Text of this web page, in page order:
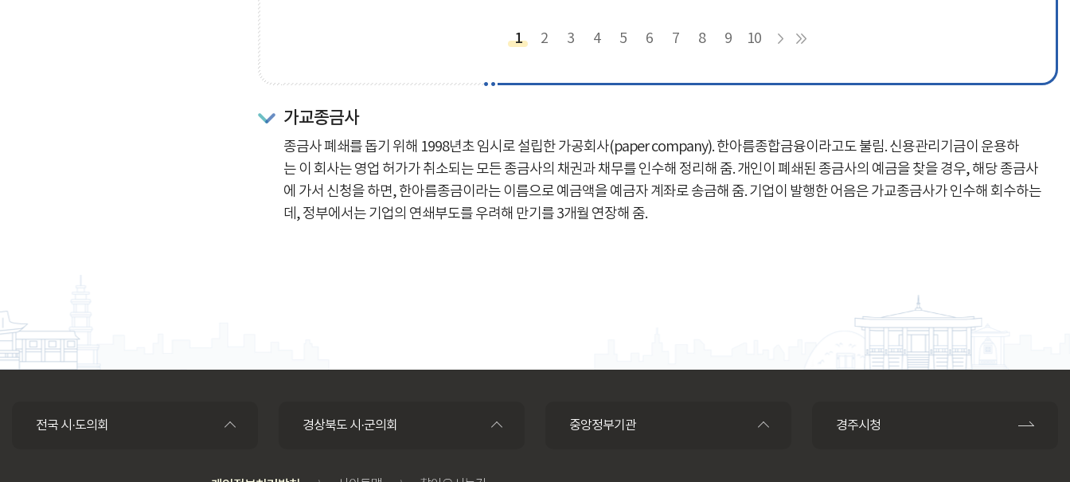
1 2 3 4 5 6 7 8 9 10
가교종금사
종금사 폐쇄를 돕기 위해 1998년초 임시로 설립한 가공회사(paper company). 한아름종합금융이라고도 불림. 신용관리기금이 운용하
는 이 회사는 영업 허가가 취소되는 모든 종금사의 채권과 채무를 인수해 정리해 줌. 개인이 폐쇄된 종금사의 예금을 찾을 경우, 해당 종금사
에 가서 신청을 하면, 한아름종금이라는 이름으로 예금액을 예금자 계좌로 송금해 줌. 기업이 발행한 어음은 가교종금사가 인수해 회수하는
데, 정부에서는 기업의 연쇄부도를 우려해 만기를 3개월 연장해 줌.
전국 시·도의회 경상북도 시·군의회 중앙정부기관 경주시청